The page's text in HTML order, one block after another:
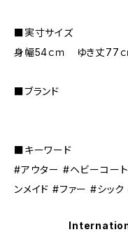
■実寸サイズ
身幅54ｃｍ ゆき丈77
■ブランド
■キーワード
#アウター #ヘビーコー
ンメイド #ファー #シッ